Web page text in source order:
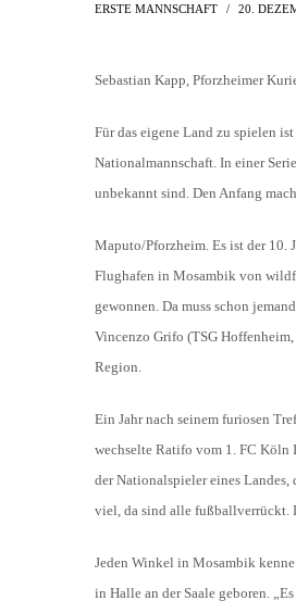
TORSCHÜTZEN
LIGA – ZUSCHAUER
LIGA – WECHSELBÖRSE
PRESSE / MEDIEN
AH-TURNIER
EISHOCKEY
ERSTE MANNSCHAFT 20.
Sebastian Kapp, Pforzheimer
Für das eigene Land zu spielen
Nationalmannschaft. In einer
unbekannt sind. Den Anfang
Maputo/Pforzheim. Es ist der 10.
Flughafen in Mosambik von
gewonnen. Da muss schon
Vincenzo Grifo (TSG
Region.
Ein Jahr nach seinem furiosen
wechselte Ratifo vom 1. FC Köln
der Nationalspieler eines Landes,
viel, da sind alle fußballverrückt.
Jeden Winkel in Mosambik
in Halle an der Saale geboren.